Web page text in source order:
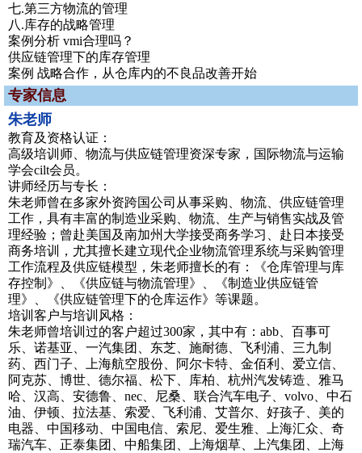
七.第三方物流的管理
八.库存的战略管理
案例分析 vmi合理吗？
供应链管理下的库存管理
案例 战略合作，从仓库内的不良品改善开始
专家信息
朱老师
教育及资格认证：
高级培训师、物流与供应链管理资深专家，国际物流与运输
学会cilt会员。
讲师经历与专长：
朱老师曾在多家外资跨国公司从事采购、物流、供应链管理
工作，具有丰富的制造业采购、物流、生产与销售实战及管
理经验；曾赴美国及南加州大学接受商务学习、赴日本接受
商务培训，尤其擅长建立现代企业物流管理系统与采购管理
工作流程及供应链模型，朱老师擅长的有：《仓库管理与库
存控制》、《供应链与物流管理》、《制造业供应链管
理》、《供应链管理下的仓库运作》等课题。
培训客户与培训风格：
朱老师曾培训过的客户超过300家，其中有：abb、百事可
乐、诺基亚、一汽集团、东芝、施耐德、飞利浦、三九制
药、西门子、上海航空股份、阿尔卡特、金佰利、爱立信、
阿克苏、博世、德尔福、松下、库柏、杭州汽发铸造、雅马
哈、汉高、安德鲁、nec、尼桑、联合汽车电子、volvo、中石
油、伊顿、拉法基、索爱、飞利浦、艾普尔、好孩子、美的
电器、中国移动、中国电信、索尼、爱生雅、上海汇众、奇
瑞汽车、正泰集团、中船集团、上海烟草、上汽集团、上海